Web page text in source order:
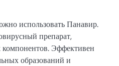
использовать Панавир.
препарат,
компонентов. Эффективен
образований и